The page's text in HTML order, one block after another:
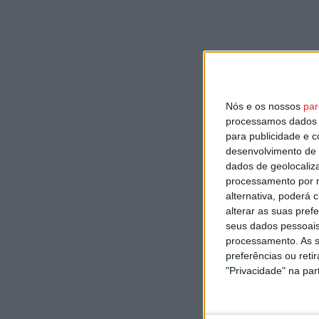
Nós e os nossos
processamos
para publicidade e
desenvolvimento de
dados de
processamento por
alternativa, poderá
alterar as suas
seus dados
processamento. As
preferências ou
"Privacidade" na